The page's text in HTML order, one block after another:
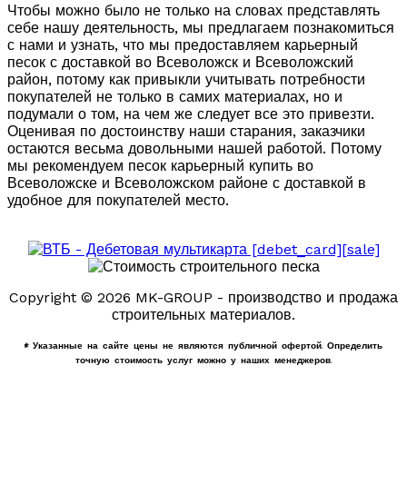
Чтобы можно было не только на словах представлять
себе нашу деятельность, мы предлагаем познакомиться
с нами и узнать, что мы предоставляем карьерный
песок с доставкой во Всеволожск и Всеволожский
район, потому как привыкли учитывать потребности
покупателей не только в самих материалах, но и
подумали о том, на чем же следует все это привезти.
Оценивая по достоинству наши старания, заказчики
остаются весьма довольными нашей работой. Потому
мы рекомендуем песок карьерный купить во
Всеволожске и Всеволожском районе с доставкой в
удобное для покупателей место.
Copyright © 2026 MK-GROUP - производство и продажа
строительных материалов.
* Указанные на сайте цены не являются публичной офертой. Определить
точную стоимость услуг можно у наших менеджеров.